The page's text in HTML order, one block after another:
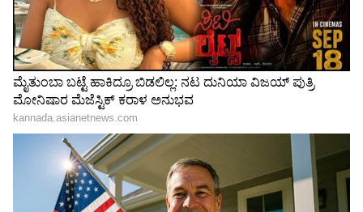
ಶೇ.50 ರಿಂದ ಶೇ.18 ಕ್ಕೆ TAX ಇಳಿಕೆ: ಮೋದಿ-
ಟ್ರಂಪ್ ಐತಿಹಾಸಿಕ ಒಪ್ಪಂದ | India US
Trade Deal | Party Rounds